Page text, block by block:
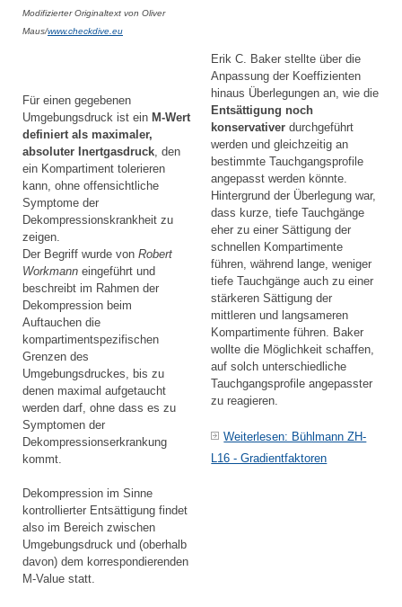
Modifizierter Originaltext von Oliver
Maus/www.checkdive.eu
Für einen gegebenen
Umgebungsdruck ist ein M-Wert
definiert als maximaler,
absoluter Inertgasdruck , den
ein Kompartiment tolerieren
kann, ohne offensichtliche
Symptome der
Dekompressionskrankheit zu
zeigen.
Der Begriff wurde von Robert
Workmann eingeführt und
beschreibt im Rahmen der
Dekompression beim
Auftauchen die
kompartimentspezifischen
Grenzen des
Umgebungsdruckes, bis zu
denen maximal aufgetaucht
werden darf, ohne dass es zu
Symptomen der
Dekompressionserkrankung
kommt.
Dekompression im Sinne
kontrollierter Entsättigung findet
also im Bereich zwischen
Umgebungsdruck und (oberhalb
davon) dem korrespondierenden
M-Value statt.
Erik C. Baker stellte über die
Anpassung der Koeffizienten
hinaus Überlegungen an, wie die
Entsättigung noch
konservativer durchgeführt
werden und gleichzeitig an
bestimmte Tauchgangsprofile
angepasst werden könnte.
Hintergrund der Überlegung war,
dass kurze, tiefe Tauchgänge
eher zu einer Sättigung der
schnellen Kompartimente
führen, während lange, weniger
tiefe Tauchgänge auch zu einer
stärkeren Sättigung der
mittleren und langsameren
Kompartimente führen. Baker
wollte die Möglichkeit schaffen,
auf solch unterschiedliche
Tauchgangsprofile angepasster
zu reagieren.
Weiterlesen: Bühlmann ZH-
L16 - Gradientfaktoren